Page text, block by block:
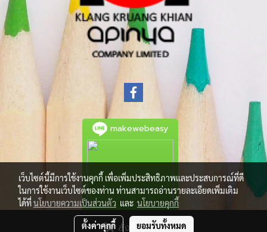
สั่งซื้อสินค้า
makewebeasy
เว็บไซต์นี้มีการใช้งานคุกกี้ เพื่อเพิ่มประสิทธิภาพและประสบการณ์ที่ดี
ในการใช้งานเว็บไซต์ของท่าน ท่านสามารถอ่านรายละเอียดเพิ่มเติม
ได้ที่นโยบายความเป็นส่วนตัว และ นโยบายคุกกี้
ตั้งค่าคุกกี้ ยอมรับทั้งหมด